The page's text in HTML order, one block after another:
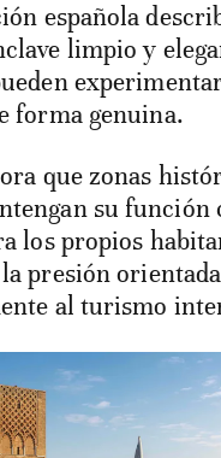
española
limpio y
forma genuina.
que zonas
su función
los propios
la presión orientada
al turismo